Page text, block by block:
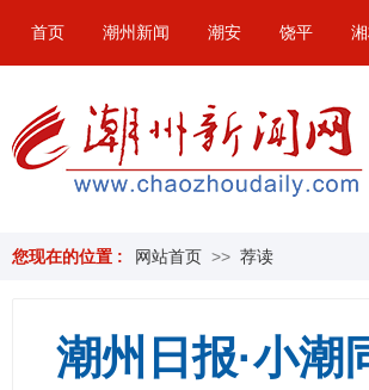
首页 潮州新闻 潮安 饶平
您现在的位置 : 网站首页 >> 荐读
潮州日报·小潮